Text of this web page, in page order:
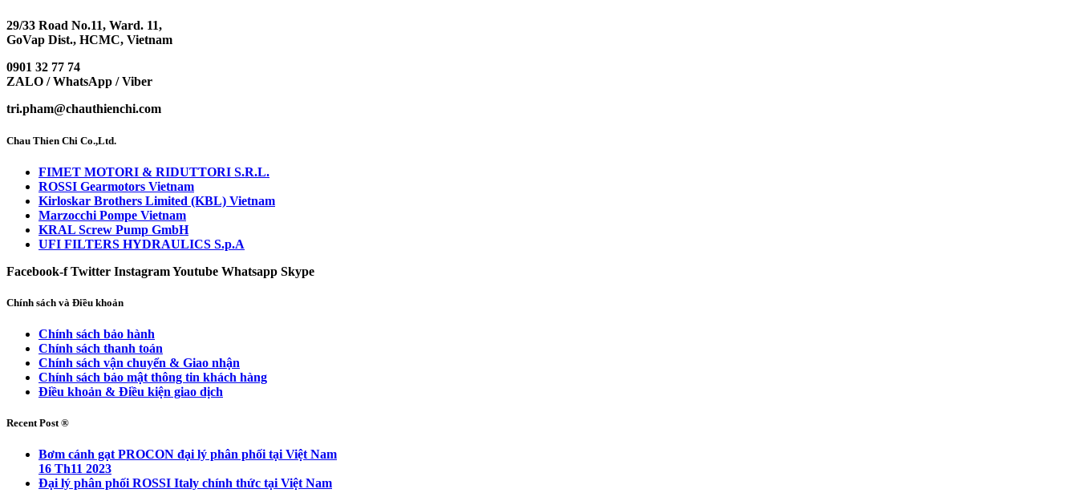
29/33 Road No.11, Ward. 11,
GoVap Dist., HCMC, Vietnam
0901 32 77 74
ZALO / WhatsApp / Viber
tri.pham@chauthienchi.com
Chau Thien Chi Co.,Ltd.
FIMET MOTORI & RIDUTTORI S.R.L.
ROSSI Gearmotors Vietnam
Kirloskar Brothers Limited (KBL) Vietnam
Marzocchi Pompe Vietnam
KRAL Screw Pump GmbH
UFI FILTERS HYDRAULICS S.p.A
Facebook-f Twitter InstagramYoutube Whatsapp Skype
Chính sách và Điều khoản
Chính sách bảo hành
Chính sách thanh toán
Chính sách vận chuyển & Giao nhận
Chính sách bảo mật thông tin khách hàng
Điều khoản & Điều kiện giao dịch
Recent Post ®
Bơm cánh gạt PROCON đại lý phân phối tại Việt Nam
16 Th11 2023
Đại lý phân phối ROSSI Italy chính thức tại Việt Nam